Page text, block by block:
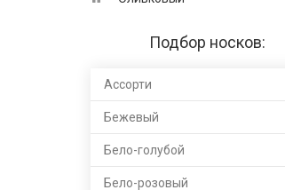
Подбор носков:
Ассорти
Бежевый
Бело-голубой
Бело-розовый